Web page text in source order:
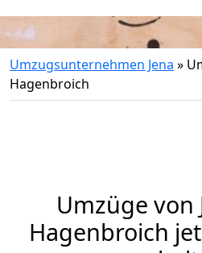
Umzugsunternehmen Jena »
Hagenbroich
Umzüge von
Hagenbroich